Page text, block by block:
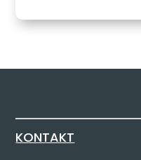
KONTAKT